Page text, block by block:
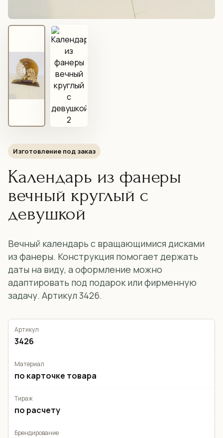
Изготовление под заказ
Календарь из фанеры
вечный круглый с
девушкой
Вечный календарь с вращающимися дисками
из фанеры. Конструкция помогает держать
даты на виду, а оформление можно
адаптировать под подарок или фирменную
задачу. Артикул 3426.
Артикул
3426
Материал
по карточке товара
Тираж
по расчету
Брендирование